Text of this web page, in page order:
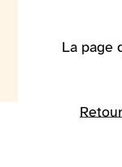
La page